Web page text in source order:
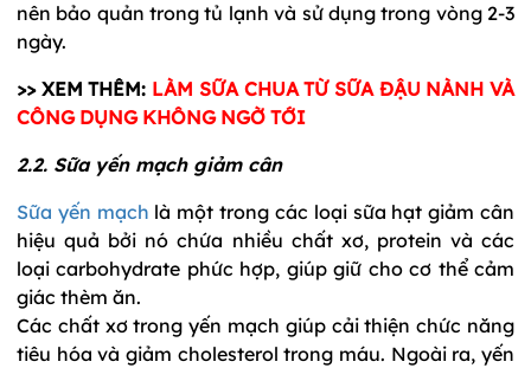
nên bảo quản trong tủ lạnh và sử dụng trong vòng 2-3
ngày.
>> XEM THÊM: LÀM SỮA CHUA TỪ SỮA ĐẬU NÀNH VÀ
CÔNG DỤNG KHÔNG NGỜ TỚI
2.2. Sữa yến mạch giảm cân
Sữa yến mạch là một trong các loại sữa hạt giảm cân
hiệu quả bởi nó chứa nhiều chất xơ, protein và các
loại carbohydrate phức hợp, giúp giữ cho cơ thể cảm
giác thèm ăn.
Các chất xơ trong yến mạch giúp cải thiện chức năng
tiêu hóa và giảm cholesterol trong máu. Ngoài ra, yến